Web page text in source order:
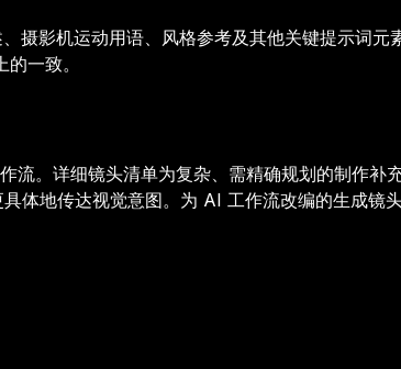
摄影机运动用语、风格参考及其他关键提示词元
一致。
。详细镜头清单为复杂、需精确规划的制作补
体地传达视觉意图。为 AI 工作流改编的生成镜